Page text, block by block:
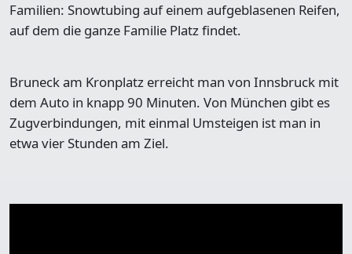
Familien: Snowtubing auf einem aufgeblasenen Reifen,
auf dem die ganze Familie Platz findet.
Bruneck am Kronplatz erreicht man von Innsbruck mit
dem Auto in knapp 90 Minuten. Von München gibt es
Zugverbindungen, mit einmal Umsteigen ist man in
etwa vier Stunden am Ziel.